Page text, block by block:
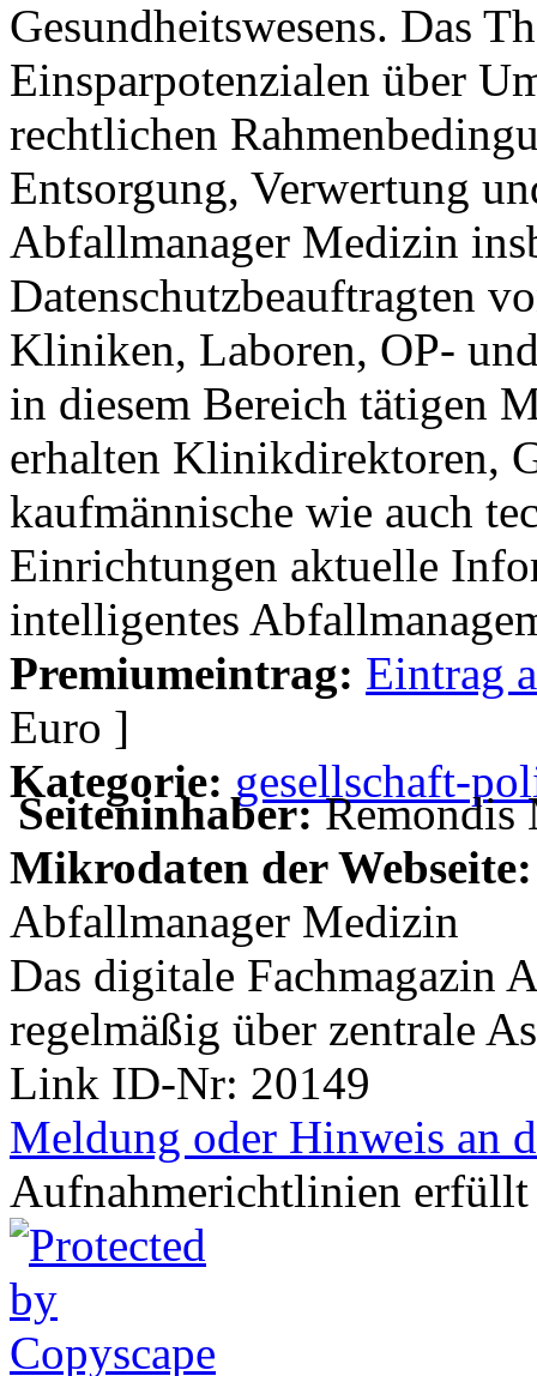
Gesundheitswesens. Das
Einsparpotenzialen über
rechtlichen
Entsorgung, Verwertung
Abfallmanager Medizin
Datenschutzbeauftragten
Kliniken, Laboren, OP-
in diesem Bereich tätigen
erhalten Klinikdirektoren,
kaufmännische wie auch
Einrichtungen aktuelle
intelligentes
Premiumeintrag: Eintrag
Euro ]
Kategorie: gesellschaft-
Seiteninhaber:Remondis
Mikrodaten der Webseite:
Abfallmanager Medizin
Das digitale Fachmagazin
regelmäßig über zentrale
Link ID-Nr: 20149
Meldung oder Hinweis an
Aufnahmerichtlinien erfüllt